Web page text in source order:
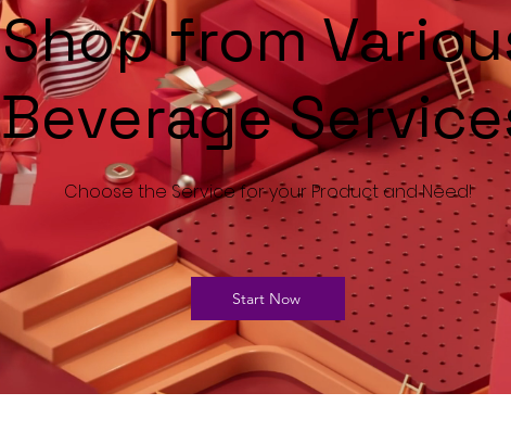
Shop from
Beverage
Choose the Service for your Product and Need!
Start Now